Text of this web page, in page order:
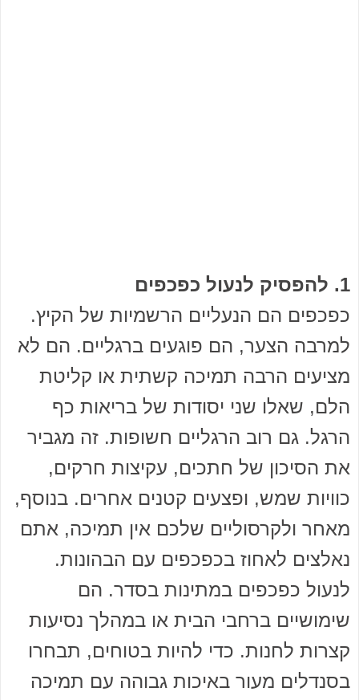
1. להפסיק לנעול כפכפים
כפכפים הם הנעליים הרשמיות של הקיץ.
למרבה הצער, הם פוגעים ברגליים. הם לא
מציעים הרבה תמיכה קשתית או קליטת
הלם, שאלו שני יסודות של בריאות כף
הרגל. גם רוב הרגליים חשופות. זה מגביר
את הסיכון של חתכים, עקיצות חרקים,
כוויות שמש, ופצעים קטנים אחרים. בנוסף,
מאחר ולקרסוליים שלכם אין תמיכה, אתם
נאלצים לאחוז בכפכפים עם הבהונות.
לנעול כפכפים במתינות בסדר. הם
שימושיים ברחבי הבית או במהלך נסיעות
קצרות לחנות. כדי להיות בטוחים, תבחרו
בסנדלים מעור באיכות גבוהה עם תמיכה